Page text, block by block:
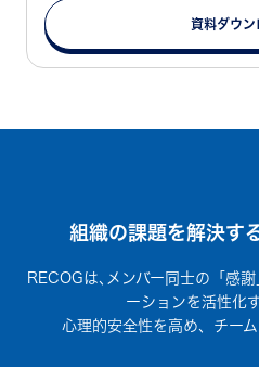
資料ダウン
組織の課題を解決す
RECOGは､メンバー同士の「感
ーションを活性化
心理的安全性を高め、チー